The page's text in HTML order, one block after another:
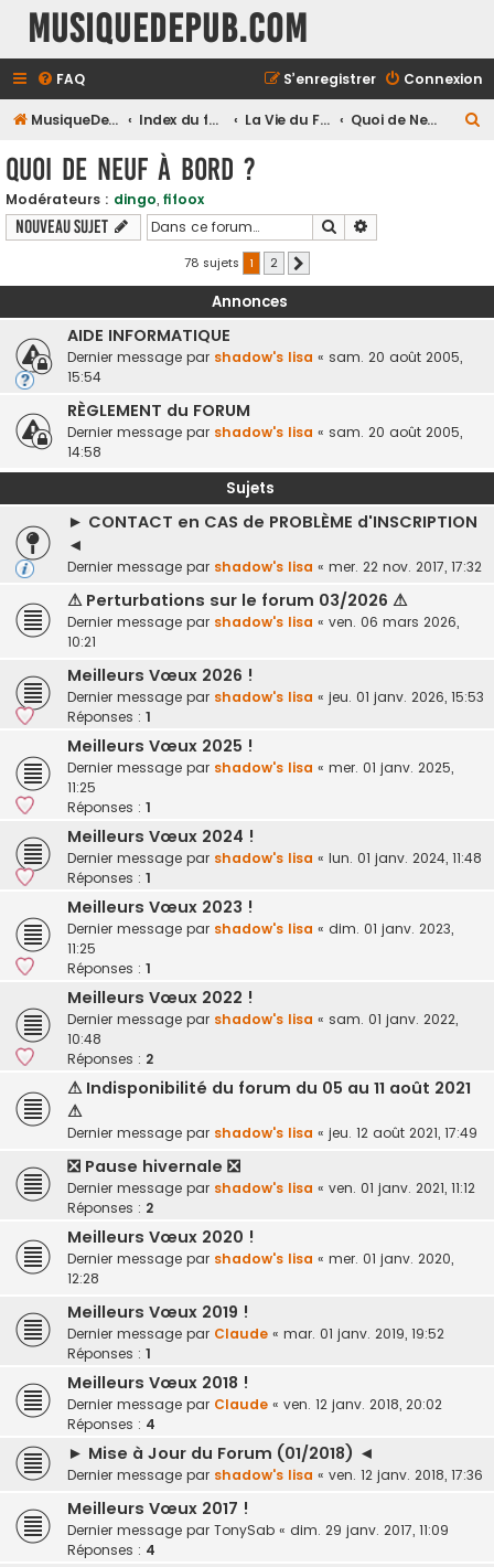
MusiqueDePub.com
FAQ Connexion
S’enregistrer
MusiqueDePub.com Index du forum La Vie du Forum Quoi de Neuf à Bord ?
c
h
Quoi de Neuf à Bord ?
Modérateurs : dingo, fifoox
Nouveau sujet Rechercher
78 sujets 1 2
Annonces
AIDE INFORMATIQUE
Dernier message par shadow's lisa « sam. 20 août 2005,
15:54
RÈGLEMENT du FORUM
Dernier message par shadow's lisa « sam. 20 août 2005,
14:58
Sujets
► CONTACT en CAS de PROBLÈME d'INSCRIPTION
◄
Dernier message par shadow's lisa « mer. 22 nov. 2017, 17:32
⚠ Perturbations sur le forum 03/2026 ⚠
Dernier message par shadow's lisa « ven. 06 mars 2026,
10:21
Meilleurs Vœux 2026 !
Dernier message par shadow's lisa « jeu. 01 janv. 2026, 15:53
Réponses : 1
Meilleurs Vœux 2025 !
Dernier message par shadow's lisa « mer. 01 janv. 2025,
11:25
Réponses : 1
Meilleurs Vœux 2024 !
Dernier message par shadow's lisa « lun. 01 janv. 2024, 11:48
Réponses : 1
Meilleurs Vœux 2023 !
Dernier message par shadow's lisa « dim. 01 janv. 2023,
11:25
Réponses : 1
Meilleurs Vœux 2022 !
Dernier message par shadow's lisa « sam. 01 janv. 2022,
10:48
Réponses : 2
⚠ Indisponibilité du forum du 05 au 11 août 2021
⚠
Dernier message par shadow's lisa « jeu. 12 août 2021, 17:49
❎ Pause hivernale ❎
Dernier message par shadow's lisa « ven. 01 janv. 2021, 11:12
Réponses : 2
Meilleurs Vœux 2020 !
Dernier message par shadow's lisa « mer. 01 janv. 2020,
12:28
Meilleurs Vœux 2019 !
Dernier message par Claude « mar. 01 janv. 2019, 19:52
Réponses : 1
Meilleurs Vœux 2018 !
Dernier message par Claude « ven. 12 janv. 2018, 20:02
Réponses : 4
► Mise à Jour du Forum (01/2018) ◄
Dernier message par shadow's lisa « ven. 12 janv. 2018, 17:36
Meilleurs Vœux 2017 !
Dernier message par TonySab « dim. 29 janv. 2017, 11:09
Réponses : 4